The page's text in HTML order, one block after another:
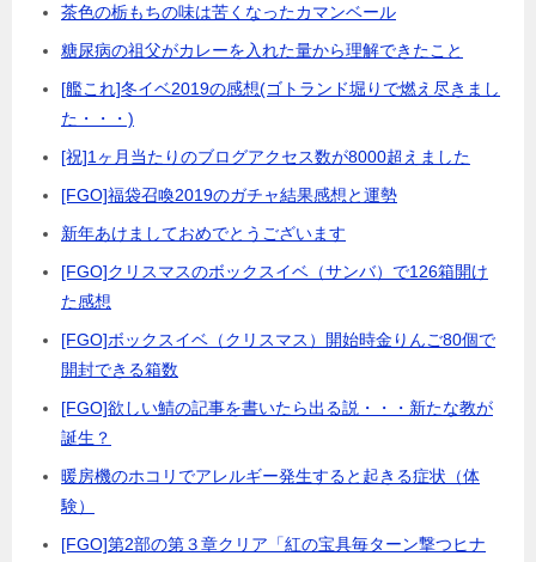
茶色の栃もちの味は苦くなったカマンベール
糖尿病の祖父がカレーを入れた量から理解できたこと
[艦これ]冬イベ2019の感想(ゴトランド堀りで燃え尽きまし
た・・・)
[祝]1ヶ月当たりのブログアクセス数が8000超えました
[FGO]福袋召喚2019のガチャ結果感想と運勢
新年あけましておめでとうございます
[FGO]クリスマスのボックスイベ（サンバ）で126箱開け
た感想
[FGO]ボックスイベ（クリスマス）開始時金りんご80個で
開封できる箱数
[FGO]欲しい鯖の記事を書いたら出る説・・・新たな教が
誕生？
暖房機のホコリでアレルギー発生すると起きる症状（体
験）
[FGO]第2部の第３章クリア「紅の宝具毎ターン撃つヒナ